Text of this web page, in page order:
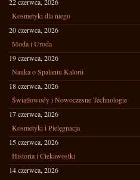
Kosmetyki dla niego
20 czerwca, 2026
Moda i Uroda
19 czerwca, 2026
Nauka o Spalaniu Kalorii
18 czerwca, 2026
Światłowody i Nowoczesne Technologie
17 czerwca, 2026
Kosmetyki i Pielęgnacja
15 czerwca, 2026
Historia i Ciekawostki
14 czerwca, 2026